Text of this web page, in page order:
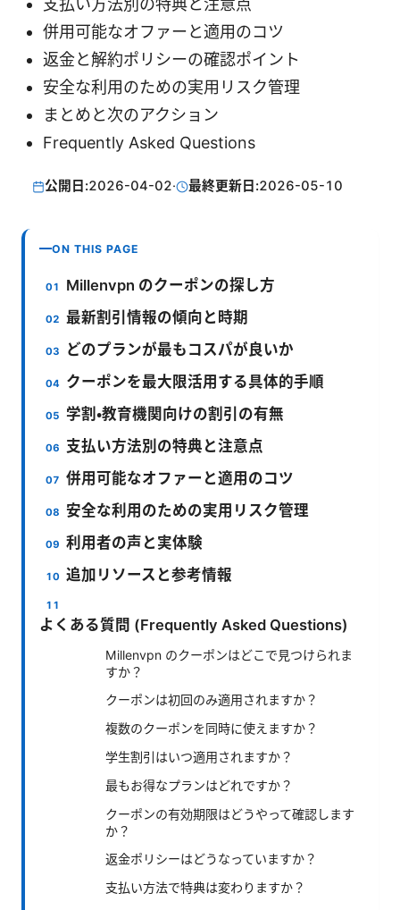
支払い方法別の特典と注意点
併用可能なオファーと適用のコツ
返金と解約ポリシーの確認ポイント
安全な利用のための実用リスク管理
まとめと次のアクション
Frequently Asked Questions
公開日:2026-04-02· 最終更新日:2026-05-10
ON THIS PAGE
Millenvpn のクーポンの探し方
最新割引情報の傾向と時期
どのプランが最もコスパが良いか
クーポンを最大限活用する具体的手順
学割・教育機関向けの割引の有無
支払い方法別の特典と注意点
併用可能なオファーと適用のコツ
安全な利用のための実用リスク管理
利用者の声と実体験
追加リソースと参考情報
よくある質問 (Frequently Asked Questions)
Millenvpn のクーポンはどこで見つけられま
すか？
クーポンは初回のみ適用されますか？
複数のクーポンを同時に使えますか？
学生割引はいつ適用されますか？
最もお得なプランはどれですか？
クーポンの有効期限はどうやって確認します
か？
返金ポリシーはどうなっていますか？
支払い方法で特典は変わりますか？